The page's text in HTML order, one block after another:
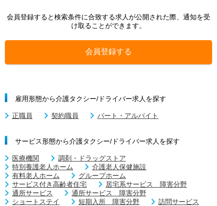
会員登録すると検索条件に合致する求人が公開された際、通知を受
け取ることができます。
会員登録する
雇用形態から介護タクシー/ドライバー求人を探す
正職員 契約職員 パート・アルバイト
サービス形態から介護タクシー/ドライバー求人を探す
医療機関
調剤・ドラッグストア
特別養護老人ホーム
介護老人保健施設
有料老人ホーム
グループホーム
サービス付き高齢者住宅
居宅系サービス 障害分野
通所サービス
通所サービス 障害分野
ショートステイ
短期入所 障害分野
訪問サービス